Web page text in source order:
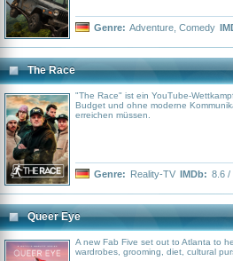
Genre: Adventure Comedy
The Race
"The Race" ist ein YouTube-
Budget und ohne moderne
erreichen müssen.
Genre: Reality-TV IMDb: 8.6 /
Queer Eye
A new Fab Five set out to Atlanta to
wardrobes, grooming, diet, cultural